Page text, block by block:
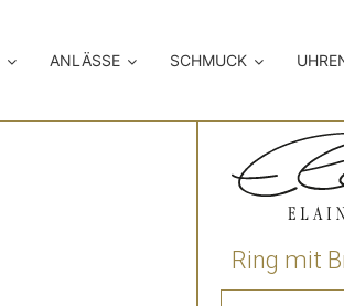
ANLÄSSE SCHMUCK
Ring mit